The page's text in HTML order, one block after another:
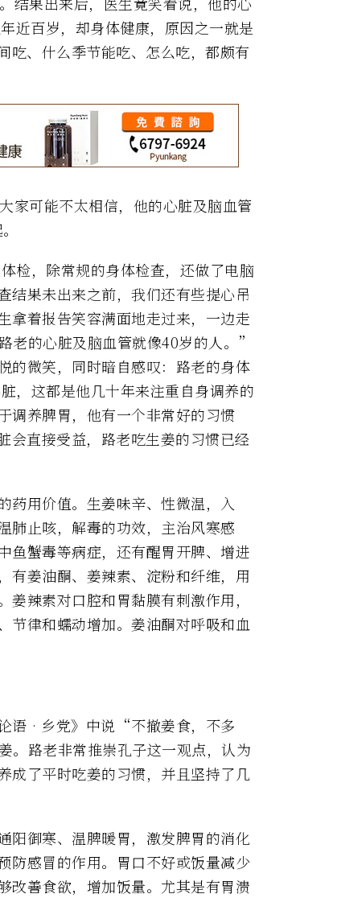
百岁，却身体健康，原因之一就是
、什么季节能吃、怎么吃，都颇有
家可能不太相信，他的心脏及脑血管
检，除常规的身体检查，还做了电脑
结果未出来之前，我们还有些提心吊
拿着报告笑容满面地走过来，一边走
的心脏及脑血管就像40岁的人。”
的微笑，同时暗自感叹：路老的身体
，这都是他几十年来注重自身调养的
调养脾胃，他有一个非常好的习惯
直接受益，路老吃生姜的习惯已经
药用价值。生姜味辛、性微温，入
肺止咳，解毒的功效，主治风寒感
鱼蟹毒等病症，还有醒胃开脾、增进
有姜油酮、姜辣素、淀粉和纤维，用
辣素对口腔和胃黏膜有刺激作用，
节律和蠕动增加。姜油酮对呼吸和血
语‧乡党》中说“不撤姜食，不多
。路老非常推崇孔子这一观点，认为
成了平时吃姜的习惯，并且坚持了几
阳御寒、温脾暖胃，激发脾胃的消化
防感冒的作用。胃口不好或饭量减少
改善食欲，增加饭量。尤其是有胃溃